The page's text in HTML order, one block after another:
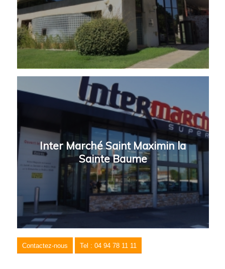
Inter Marché Saint Maximin la
Sainte Baume
Contactez-nous Tel : 04 94 78 11 11